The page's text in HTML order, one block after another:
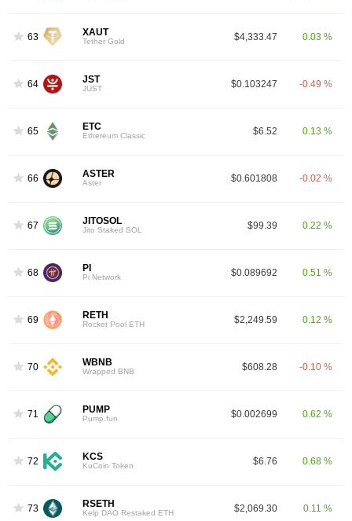
63 XAUT
Tether Gold $4,333.47 0.03 %
64 JST
JUST $0.103247 -0.49 %
65 ETC
Ethereum Classic $6.52 0.13 %
66 ASTER
Aster $0.601808 -0.02 %
67 JITOSOL
Jito Staked SOL $99.39 0.22 %
68 PI
Pi Network $0.089692 0.51 %
69 RETH
Rocket Pool ETH $2,249.59 0.12 %
70 WBNB
Wrapped BNB $608.28 -0.10 %
71 PUMP
Pump.fun $0.002699 0.62 %
72 KCS
KuCoin Token $6.76 0.68 %
73 RSETH
Kelp DAO Restaked ETH $2,069.30 0.11 %